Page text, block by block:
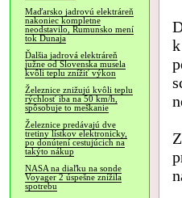
Maďarsko jadrovú elektráreň
nakoniec kompletne
neodstavilo, Rumunsko mení
tok Dunaja
Ďalšia jadrová elektráreň
južne od Slovenska musela
kvôli teplu znížiť výkon
Železnice znižujú kvôli teplu
rýchlosť iba na 50 km/h,
spôsobuje to meškanie
Železnice predávajú dve
tretiny lístkov elektronicky,
po donútení cestujúcich na
takýto nákup
NASA na diaľku na sonde
Voyager 2 úspešne znížila
spotrebu